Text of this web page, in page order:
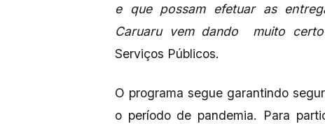
e que possam efetuar as
Caruaru vem dando muito
Serviços Públicos.
O programa segue garantindo
o período de pandemia. Para